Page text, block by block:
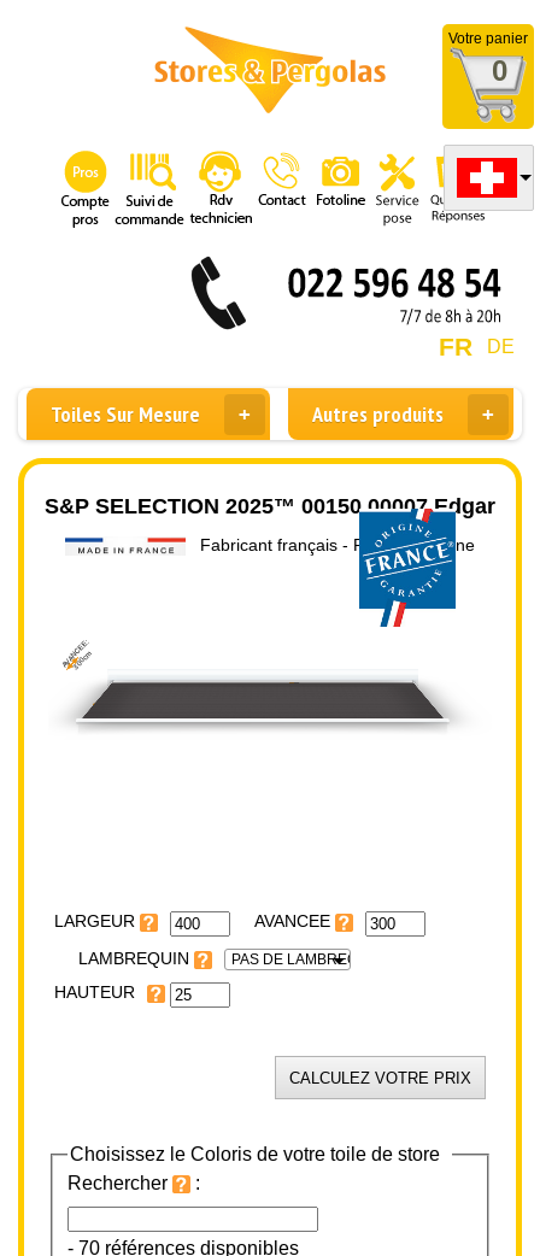
Votre panier
0
DE
FR
Toiles Sur Mesure Autres produits
S&P SELECTION 2025™ 00150 00007 Edgar
Fabricant français - Prix direct usine
AVANCEE:
300cm
LARGEUR
LAMBREQUIN
PAS DE LAMBREQUIN
HAUTEUR
Choisissez le Coloris de votre toile de store
Rechercher
:
- 70 références disponibles